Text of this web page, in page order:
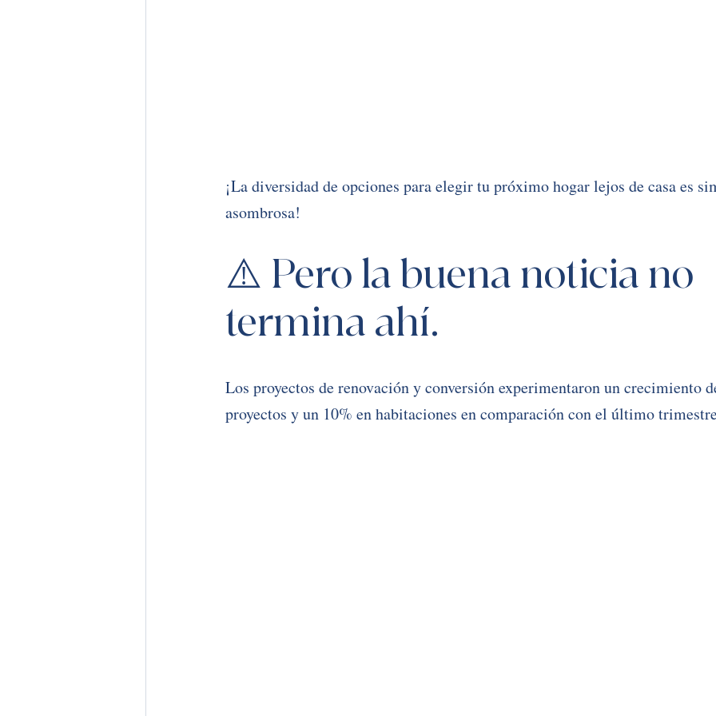
¡La diversidad de opciones para elegir tu próximo hogar lejos de casa es
asombrosa!
⚠️ Pero la buena noticia no
termina ahí.
Los proyectos de renovación y conversión experimentaron un crecimiento
proyectos y un 10% en habitaciones en comparación con el último